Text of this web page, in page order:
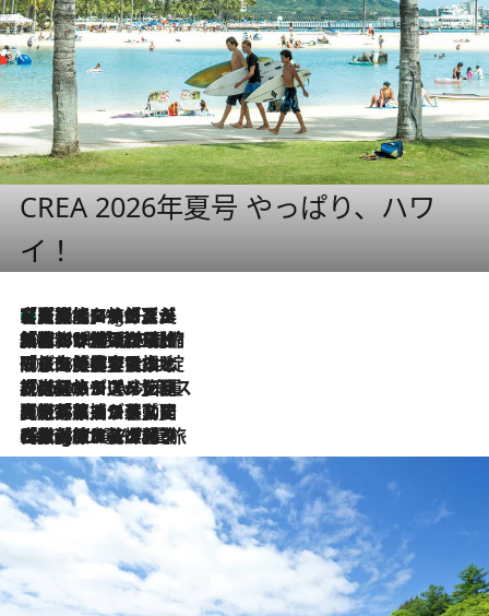
CREA 2026年夏号 やっぱり、ハワ
イ！
1 Hour Ago
【厳選旅コスメ】「多機能アイテムがメイン！」旅好き美容エディターが選んだ夏旅ベストコスメを発表【Mサイズジップ】
2026.8.6
「荷物が増えるほど旅ストレスは増す」美容ジャーナリストがたどり着いた最終結論。“化粧品を劇的に減らす”感動の凝縮美容とは
2026.8.6
「旅先には金髪ウィッグを持参」日本と同じメイクでは損してる!? 美容ジャーナリストが提案する“掟破りの旅美容”とは
2026.8.6
【厳選旅コスメ】「身軽さ＆UV対策重視！」ヘアアーティストshucoが選んだ夏旅ベストコスメを発表【Mサイズジップ】
2026.8.5
【厳選旅コスメ】国内をあちこち移動する河井菜摘が選んだ夏旅ベストコスメ発表！「リラックスアイテムはマスト」【Mサイズジップ】
2026.8.4
【厳選旅コスメ】「紫外線＆乾燥対策しながらメイク感も！」ヘア＆メイクGeorgeが選んだ夏旅ベストコスメを発表！【Mサイズジップ】